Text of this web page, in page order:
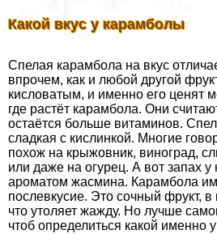
Какой вкус у карамболы
Спелая карамбола на вкус
впрочем, как и любой другой
кисловатым, и именно его ценят
где растёт карамбола. Они
остаётся больше витаминов.
сладкая с кислинкой. Многие
похож на крыжовник, виноград,
или даже на огурец. А вот запах
ароматом жасмина. Карамбола
послевкусие. Это сочный фрукт,
что утоляет жажду. Но лучше
чтоб определиться какой именно у